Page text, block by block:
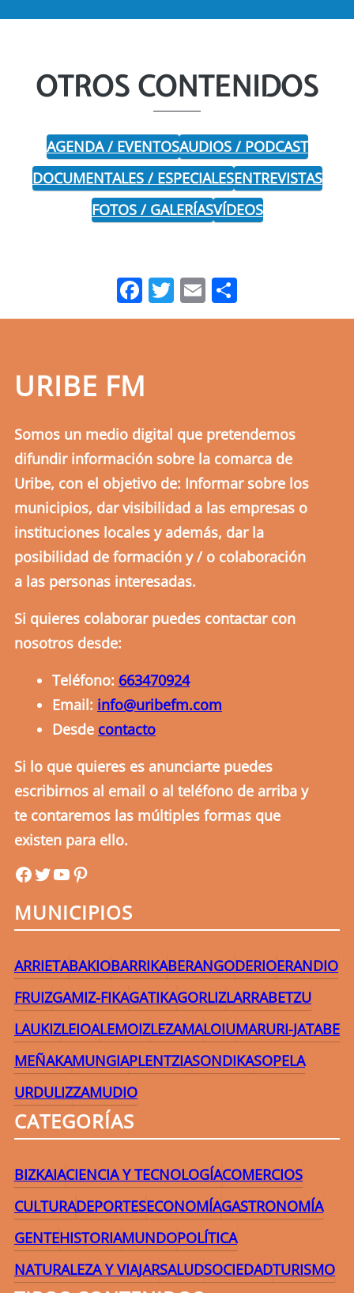
OTROS CONTENIDOS
AGENDA / EVENTOSAUDIOS / PODCAST
DOCUMENTALES / ESPECIALESENTREVISTAS
FOTOS / GALERÍASVÍDEOS
Facebook
Twitter
Email
URIBE FM
Somos un medio digital que pretendemos
difundir información sobre la comarca de
Uribe, con el objetivo de: Informar sobre los
municipios, dar visibilidad a las empresas o
instituciones locales y además, dar la
posibilidad de formación y / o colaboración
a las personas interesadas.
Si quieres colaborar puedes contactar con
nosotros desde:
Teléfono: 663470924
Email: info@uribefm.com
Desde contacto
Si lo que quieres es anunciarte puedes
escribirnos al email o al teléfono de arriba y
te contaremos las múltiples formas que
existen para ello.
uribefmuribefmYouTube Pinterest
MUNICIPIOS
ARRIETABAKIOBARRIKABERANGODERIOERANDIO
FRUIZGAMIZ-FIKAGATIKAGORLIZLARRABETZU
LAUKIZLEIOALEMOIZLEZAMALOIUMARURI-JATABE
MEÑAKAMUNGIAPLENTZIASONDIKASOPELA
URDULIZZAMUDIO
CATEGORÍAS
BIZKAIACIENCIA Y TECNOLOGÍACOMERCIOS
CULTURADEPORTESECONOMÍAGASTRONOMÍA
GENTEHISTORIAMUNDOPOLÍTICA
NATURALEZA Y VIAJARSALUDSOCIEDADTURISMO